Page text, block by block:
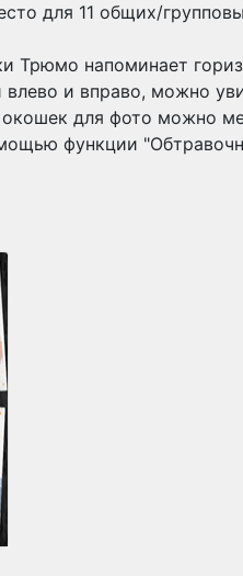
для 11 общих/
Трюмо напоминает
и вправо, можно
для фото можно
функции